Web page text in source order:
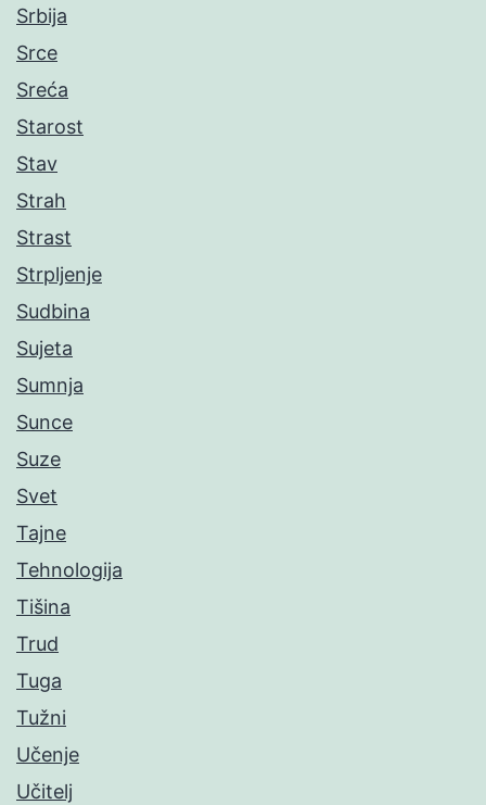
Srbija
Srce
Sreća
Starost
Stav
Strah
Strast
Strpljenje
Sudbina
Sujeta
Sumnja
Sunce
Suze
Svet
Tajne
Tehnologija
Tišina
Trud
Tuga
Tužni
Učenje
Učitelj